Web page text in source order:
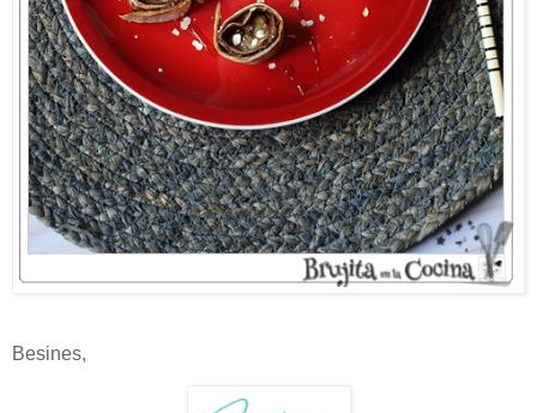
Besines,